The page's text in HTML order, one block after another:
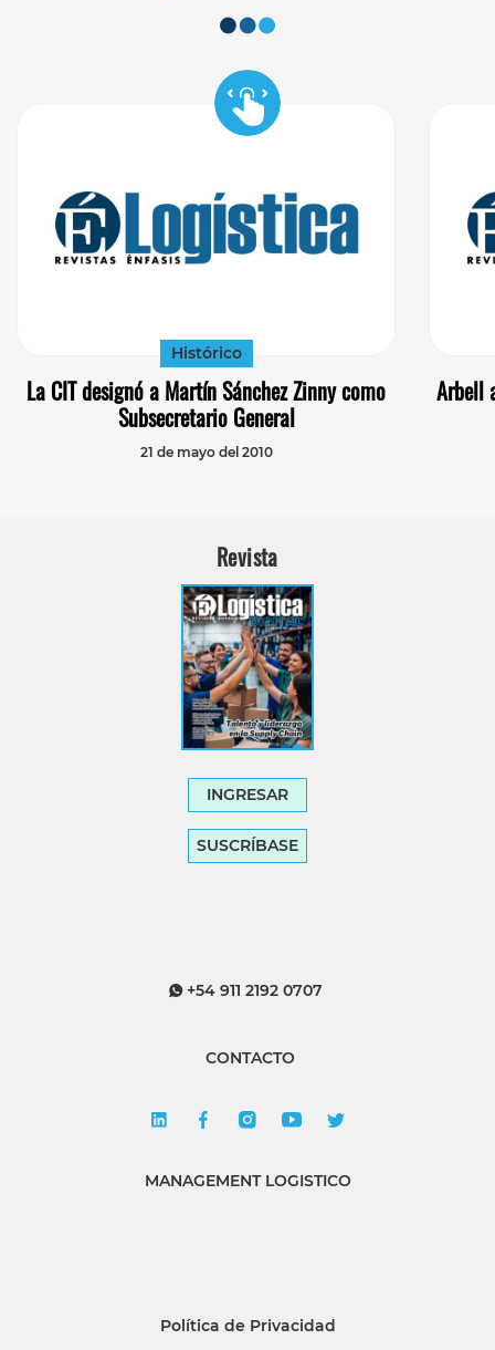
Histórico
La CIT designó a Martín Sánchez Zinny como
Subsecretario General
21 de mayo del 2010
Arbell
Revista
INGRESAR
SUSCRÍBASE
+54 911 2192 0707
CONTACTO
MANAGEMENT LOGISTICO
Política de Privacidad